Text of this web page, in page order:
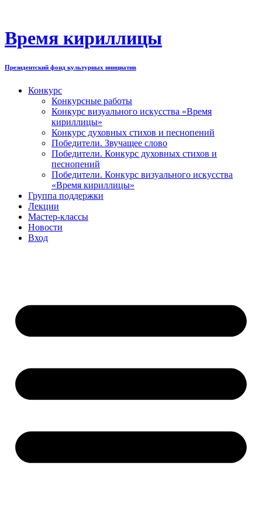
содержимому
Время кириллицы
Президентский фонд культурных инициатив
Конкурс
Конкурсные работы
Конкурс визуального искусства «Время
кириллицы»
Конкурс духовных стихов и песнопений
Победители. Звучащее слово
Победители. Конкурс духовных стихов и
песнопений
Победители. Конкурс визуального искусства
«Время кириллицы»
Группа поддержки
Лекции
Мастер-классы
Новости
Вход